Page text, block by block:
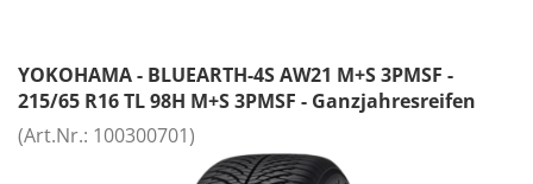
YOKOHAMA - BLUEARTH-4S AW21 M+S 3PMSF -
215/65 R16 TL 98H M+S 3PMSF - Ganzjahresreifen
(Art.Nr.: 100300701)